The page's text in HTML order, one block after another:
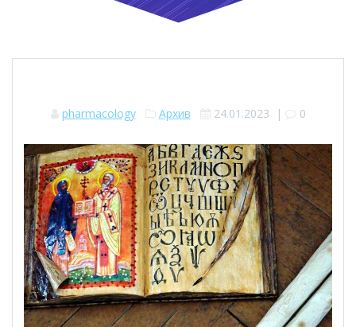
pharmacology Архив 24.01.2023 | 0